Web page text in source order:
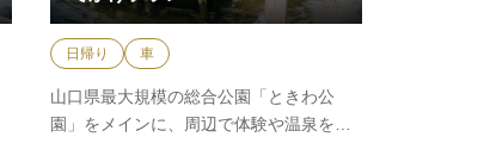
山口県最大規模の総合公園「ときわ公
園」をメインに、周辺で体験や温泉を満
日帰り 車